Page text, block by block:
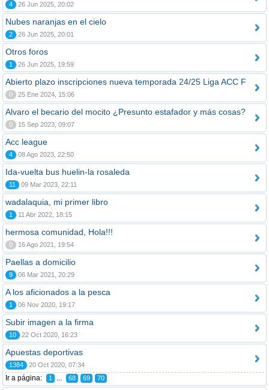
4 26 Jun 2025, 20:02
Nubes naranjas en el cielo
2 26 Jun 2025, 20:01
Otros foros
1 26 Jun 2025, 19:59
Abierto plazo inscripciones nueva temporada 24/25 Liga ACC F
0 25 Ene 2024, 15:06
Alvaro el becario del mocito ¿Presunto estafador y más cosas?
0 15 Sep 2023, 09:07
Acc league
4 08 Ago 2023, 22:50
Ida-vuelta bus huelin-la rosaleda
11 09 Mar 2023, 22:11
wadalaquia, mi primer libro
1 11 Abr 2022, 18:15
hermosa comunidad, Hola!!!
0 16 Ago 2021, 19:54
Paellas a domicilio
9 06 Mar 2021, 20:29
A los aficionados a la pesca
1 06 Nov 2020, 19:17
Subir imagen a la firma
10 22 Oct 2020, 16:23
Apuestas deportivas
1384 20 Oct 2020, 07:34
Ir a página: 1 ... 68 69 70